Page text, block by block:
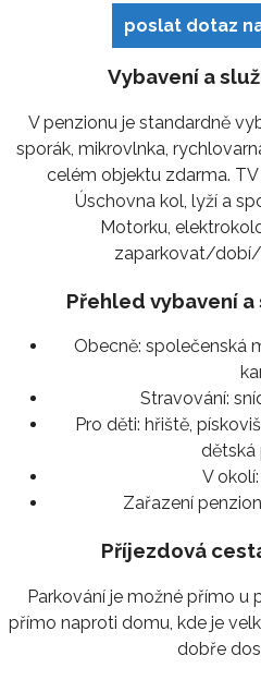
poslat dotaz
Vybavení a
V penzionu je standardně
sporák, mikrovlnka,
celém objektu zdarma.
Úschovna kol, lyží a
Motorku,
zaparkovat/dobí/
Přehled vybavení
Obecně: společenská
Stravování:
Pro děti: hřiště,
dětská
V okolí:
Zařazení
Příjezdová
Parkování je možné přímo u
přímo naproti domu, kde je
dobře